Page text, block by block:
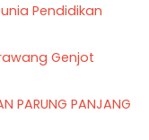
Pendidikan
Genjot
PARUNG PANJANG